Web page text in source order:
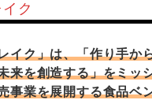
ク
イク」は、「作り手か
来を創造する」をミッ
事業を展開する食品ベ